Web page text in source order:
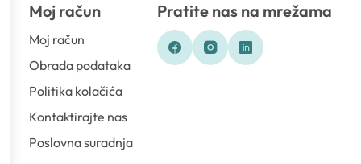
Moj račun
Moj račun
Obrada podataka
Politika kolačića
Kontaktirajte nas
Poslovna suradnja
Pratite nas na mrežama